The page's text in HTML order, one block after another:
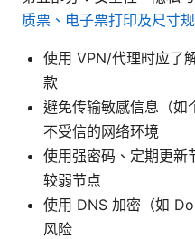
质票、电子票打印及尺寸
使用 VPN/代理时应了
款
避免传输敏感信息（如
不受信的网络环境
使用强密码、定期更新
较弱节点
使用 DNS 加密（如
风险